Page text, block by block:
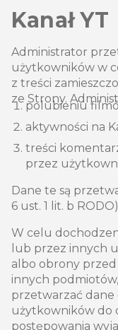
Kanał YT
Administrator
użytkowników w
z treści
ze Strony.
polubieniu
aktywności na
treści
przez
Dane te są
6 ust. 1 lit. b
W celu
lub przez innych
albo obrony
innych
przetwarzać
użytkowników do
postępowania